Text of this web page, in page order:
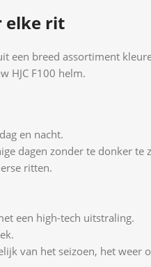
elke rit
een breed assortiment
HJC F100 helm.
en nacht.
dagen zonder te donker te
ritten.
een high-tech uitstraling.
van het seizoen, het weer